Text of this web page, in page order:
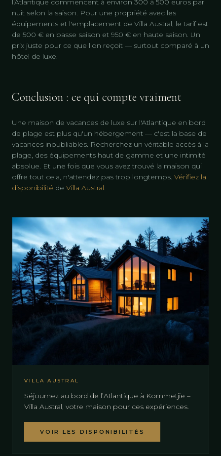
l'Atlantique commencent à environ 300 à 500 euros par
nuit selon la saison. Pour une propriété avec les
équipements et l'emplacement de Villa Austral, le tarif est
de 500 € en basse saison et 950 € en haute saison. Un
prix juste pour ce que l'on reçoit — surtout comparé à un
hôtel de luxe.
Conclusion : ce qui compte vraiment
Une maison de vacances de luxe sur l'Atlantique en bord
de plage est plus qu'un hébergement — c'est la base de
vacances inoubliables. Recherchez un véritable accès à la
plage, des équipements haut de gamme et une intimité
absolue. Et une fois que vous avez trouvé la maison qui
offre tout cela, n'attendez pas trop longtemps. Vérifiez la
disponibilité de Villa Austral.
VILLA AUSTRAL
Séjournez au bord de l’Atlantique à Kommetjie –
Villa Austral, votre maison pour ces expériences.
VOIR LES DISPONIBILITÉS